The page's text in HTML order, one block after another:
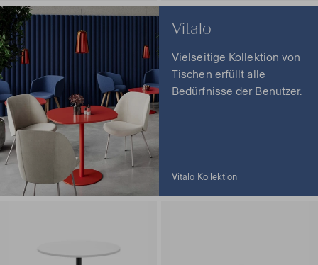
Vitalo
Vielseitige Kollektion von
Tischen erfüllt alle
Bedürfnisse der Benutzer.
Vitalo Kollektion